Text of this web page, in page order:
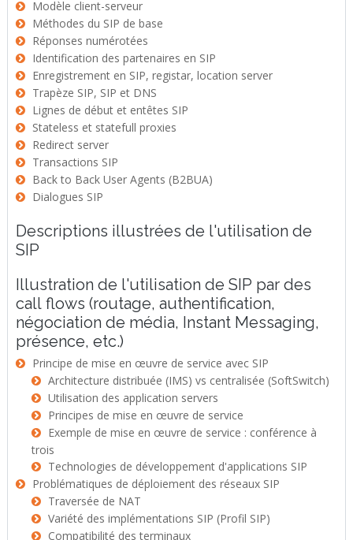
Modèle client-serveur
Méthodes du SIP de base
Réponses numérotées
Identification des partenaires en SIP
Enregistrement en SIP, registar, location server
Trapèze SIP, SIP et DNS
Lignes de début et entêtes SIP
Stateless et statefull proxies
Redirect server
Transactions SIP
Back to Back User Agents (B2BUA)
Dialogues SIP
Descriptions illustrées de l'utilisation de
SIP
Illustration de l'utilisation de SIP par des
call flows (routage, authentification,
négociation de média, Instant Messaging,
présence, etc.)
Principe de mise en œuvre de service avec SIP
Architecture distribuée (IMS) vs centralisée (SoftSwitch)
Utilisation des application servers
Principes de mise en œuvre de service
trois
Technologies de développement d'applications SIP
Problématiques de déploiement des réseaux SIP
Traversée de NAT
Variété des implémentations SIP (Profil SIP)
Compatibilité des terminaux